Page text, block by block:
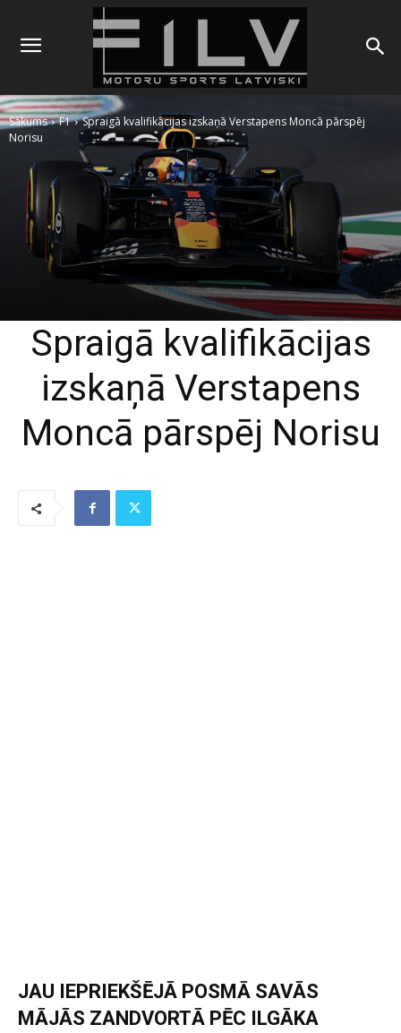
Sākums F1
Spraigā kvalifikācijas izskaņā Verstapens Moncā pārspēj
Norisu
Spraigā kvalifikācijas
izskaņā Verstapens
Moncā pārspēj Norisu
JAU IEPRIEKŠĒJĀ POSMĀ SAVĀS
MĀJĀS ZANDVORTĀ PĒC ILGĀKA